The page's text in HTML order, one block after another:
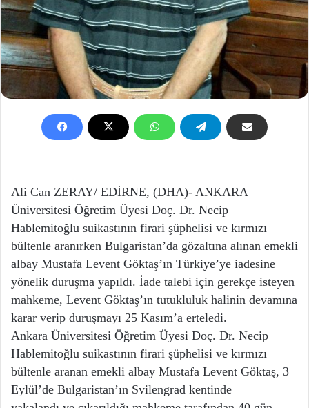
Ali Can ZERAY/ EDİRNE, (DHA)- ANKARA
Üniversitesi Öğretim Üyesi Doç. Dr. Necip
Hablemitoğlu suikastının firari şüphelisi ve kırmızı
bültenle aranırken Bulgaristan’da gözaltına alınan emekli
albay Mustafa Levent Göktaş’ın Türkiye’ye iadesine
yönelik duruşma yapıldı. İade talebi için gerekçe isteyen
mahkeme, Levent Göktaş’ın tutukluluk halinin devamına
karar verip duruşmayı 25 Kasım’a erteledi.
Ankara Üniversitesi Öğretim Üyesi Doç. Dr. Necip
Hablemitoğlu suikastının firari şüphelisi ve kırmızı
bültenle aranan emekli albay Mustafa Levent Göktaş, 3
Eylül’de Bulgaristan’ın Svilengrad kentinde